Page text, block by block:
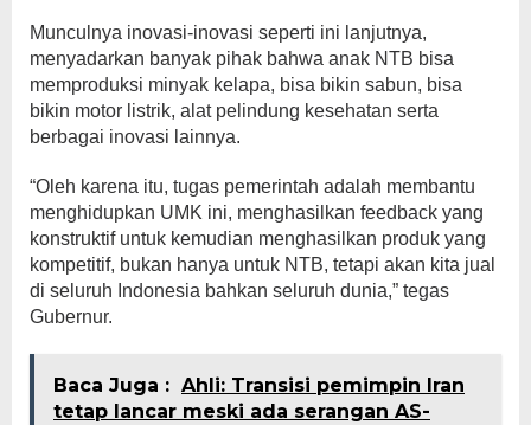
Munculnya inovasi-inovasi seperti ini lanjutnya,
menyadarkan banyak pihak bahwa anak NTB bisa
memproduksi minyak kelapa, bisa bikin sabun, bisa
bikin motor listrik, alat pelindung kesehatan serta
berbagai inovasi lainnya.
“Oleh karena itu, tugas pemerintah adalah membantu
menghidupkan UMK ini, menghasilkan feedback yang
konstruktif untuk kemudian menghasilkan produk yang
kompetitif, bukan hanya untuk NTB, tetapi akan kita jual
di seluruh Indonesia bahkan seluruh dunia,” tegas
Gubernur.
Baca Juga : Ahli: Transisi pemimpin Iran
tetap lancar meski ada serangan AS-